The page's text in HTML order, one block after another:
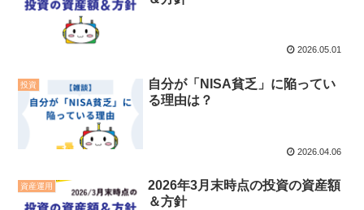
2026.05.01
投資
自分が「NISA貧乏」に陥ってい
る理由は？
2026.04.06
資産運用
2026年3月末時点の投資の資産額
＆方針